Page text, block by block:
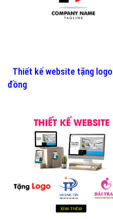
Thiết kế website tặng
đồng